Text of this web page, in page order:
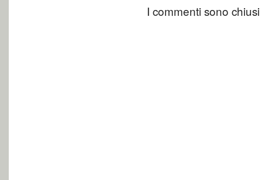
I commenti sono chiusi